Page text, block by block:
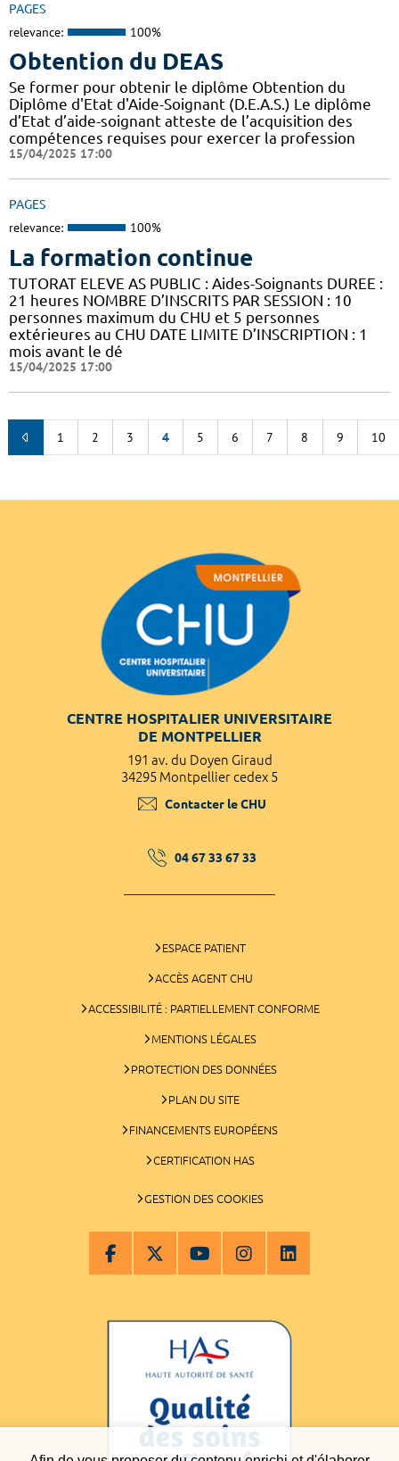
PAGES
relevance: 100%
Obtention du DEAS
Se former pour obtenir le diplôme Obtention du
Diplôme d'Etat d'Aide-Soignant (D.E.A.S.) Le diplôme
d’Etat d’aide-soignant atteste de l’acquisition des
compétences requises pour exercer la profession
15/04/2025 17:00
PAGES
relevance: 100%
La formation continue
TUTORAT ELEVE AS PUBLIC : Aides-Soignants DUREE :
21 heures NOMBRE D’INSCRITS PAR SESSION : 10
personnes maximum du CHU et 5 personnes
extérieures au CHU DATE LIMITE D’INSCRIPTION : 1
mois avant le dé
15/04/2025 17:00
1 2 3 4 5 6 7 8 9 10
CENTRE HOSPITALIER UNIVERSITAIRE
DE MONTPELLIER
191 av. du Doyen Giraud
34295 Montpellier cedex 5
Contacter le CHU
04 67 33 67 33
ESPACE PATIENT
ACCÈS AGENT CHU
ACCESSIBILITÉ : PARTIELLEMENT CONFORME
MENTIONS LÉGALES
PROTECTION DES DONNÉES
PLAN DU SITE
FINANCEMENTS EUROPÉENS
CERTIFICATION HAS
GESTION DES COOKIES